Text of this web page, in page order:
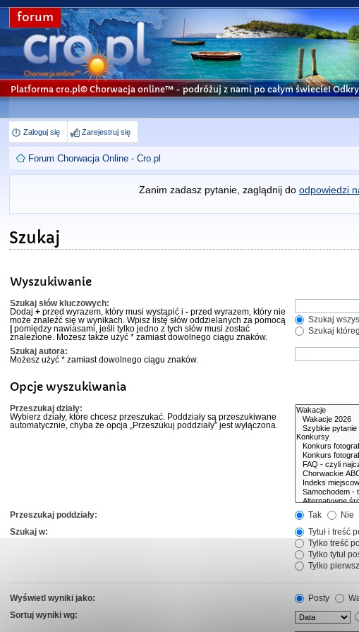
forum
Platforma cro.pl© Chorwacja online™ - podróżuj z nami po całym świecie!
Zaloguj się Zarejestruj się
Forum Chorwacja Online - Cro.pl
Zanim zadasz pytanie, zaglądnij do odpowiedzi
Szukaj
Wyszukiwanie
Szukaj słów kluczowych:
Dodaj+ przed wyrazem, który musi wystąpić i- przed wyrazem, który nie
może znaleźć się w wynikach. Wpisz listę słów oddzielanych za pomocą
| pomiędzy nawiasami, jeśli tylko jedno z tych słów musi zostać
znalezione. Możesz także użyć * zamiast dowolnego ciągu znaków.
Szukaj
Szukaj
Szukaj autora:
Możesz użyć * zamiast dowolnego ciągu znaków.
Opcje wyszukiwania
Przeszukaj działy:
Wybierz działy, które chcesz przeszukać. Poddziały są przeszukiwane
automatycznie, chyba że opcja „Przeszukuj poddziały” jest wyłączona.
Przeszukaj poddziały: Tak
Nie
Szukaj w:
Tytuł i treść
Tylko treść
Tylko tytuł
Tylko
Wyświetl wyniki jako: Posty
Sortuj wyniki wg: